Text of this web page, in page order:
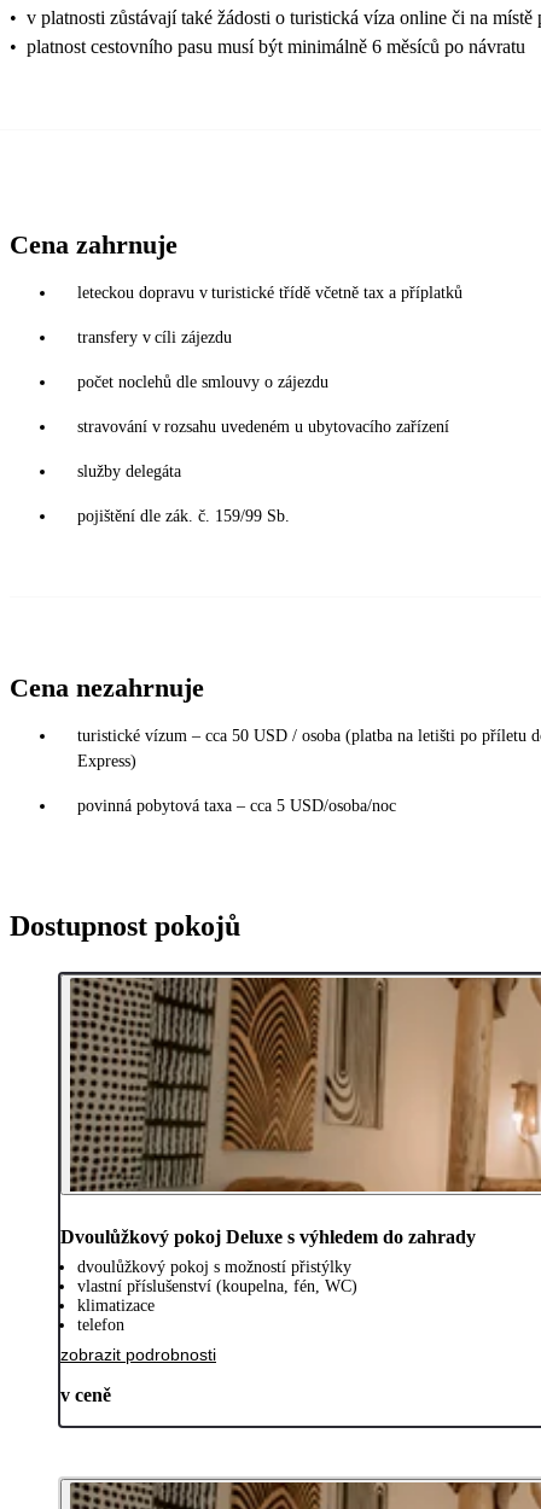
• v platnosti zůstávají také žádosti o turistická víza online či na
• platnost cestovního pasu musí být minimálně 6 měsíců po návratu
Cena zahrnuje
leteckou dopravu v turistické třídě včetně tax a příplatků
transfery v cíli zájezdu
počet noclehů dle smlouvy o zájezdu
stravování v rozsahu uvedeném u ubytovacího zařízení
služby delegáta
pojištění dle zák. č. 159/99 Sb.
Cena nezahrnuje
turistické vízum – cca 50 USD / osoba (platba na letišti po příletu
Express)
povinná pobytová taxa – cca 5 USD/osoba/noc
Dostupnost pokojů
Dvoulůžkový pokoj Deluxe s výhledem do zahrady
dvoulůžkový pokoj s možností přistýlky
vlastní příslušenství (koupelna, fén, WC)
klimatizace
telefon
zobrazit podrobnosti
v ceně